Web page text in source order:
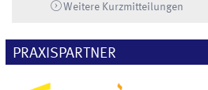
Weitere Kurzmitteilungen
PRAXISPARTNER